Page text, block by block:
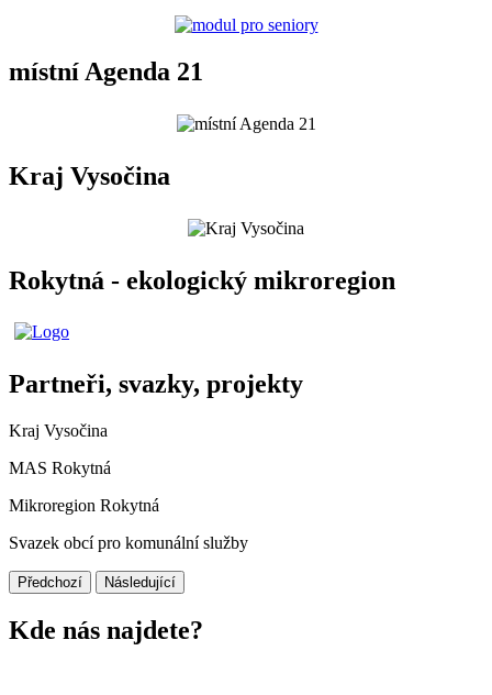
místní Agenda 21
Kraj Vysočina
Rokytná - ekologický mikroregion
Partneři, svazky, projekty
Kraj Vysočina
MAS Rokytná
Mikroregion Rokytná
Svazek obcí pro komunální služby
Předchozí Následující
Kde nás najdete?